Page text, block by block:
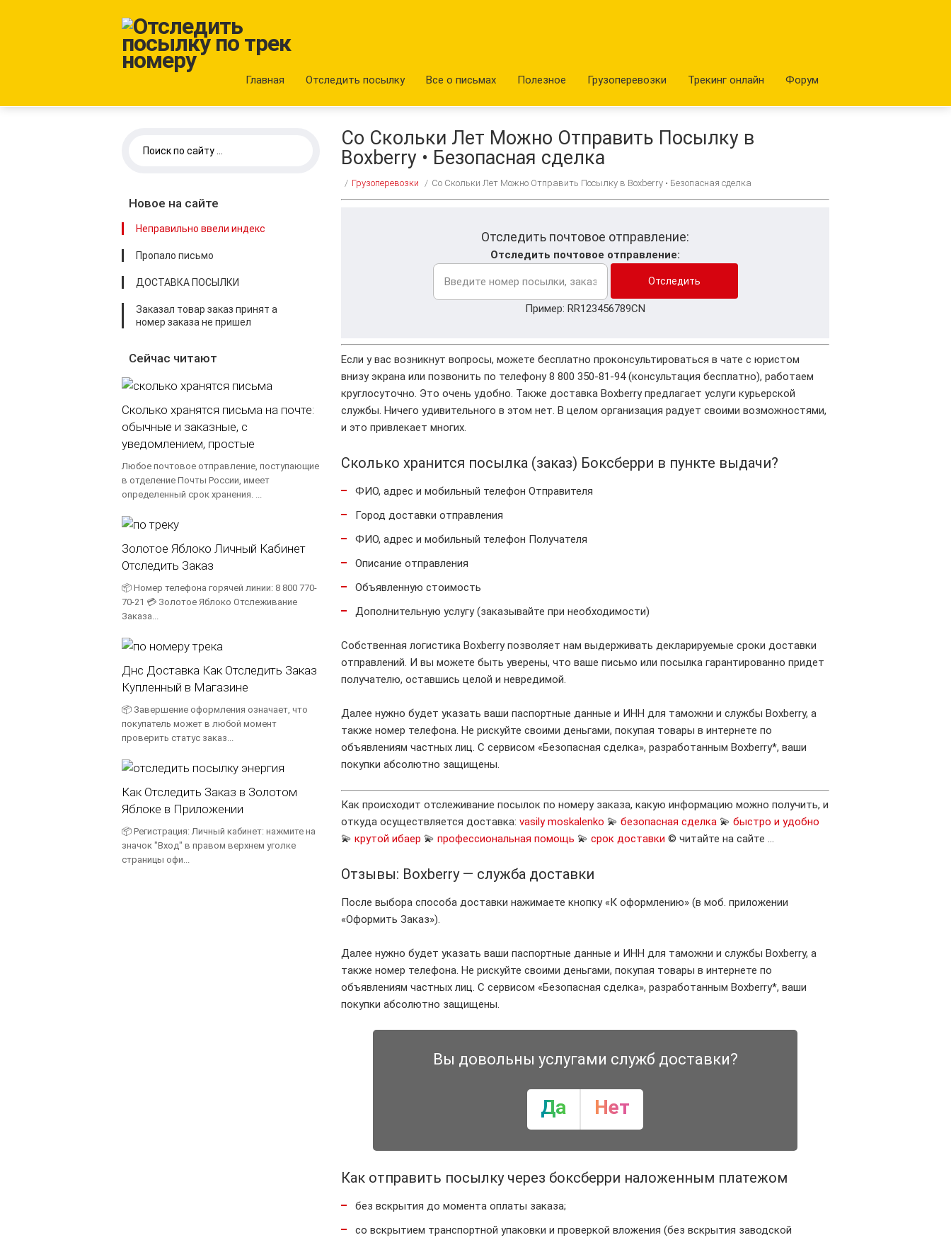
Главная Отследить посылку Все о письмах Полезное Грузоперевозки Трекинг онлайн Форум
Со Скольки Лет Можно Отправить Посылку в
Boxberry • Безопасная сделка
/ Грузоперевозки / Со Скольки Лет Можно Отправить Посылку в Boxberry • Безопасная сделка
Отследить почтовое отправление:
Отследить почтовое отправление:
Пример: RR123456789CN
Если у вас возникнут вопросы, можете бесплатно проконсультироваться в чате с юристом
внизу экрана или позвонить по телефону 8 800 350-81-94 (консультация бесплатно), работаем
круглосуточно. Это очень удобно. Также доставка Boxberry предлагает услуги курьерской
службы. Ничего удивительного в этом нет. В целом организация радует своими возможностями,
и это привлекает многих.
Сколько хранится посылка (заказ) Боксберри в пункте выдачи?
ФИО, адрес и мобильный телефон Отправителя
Город доставки отправления
ФИО, адрес и мобильный телефон Получателя
Описание отправления
Объявленную стоимость
Дополнительную услугу (заказывайте при необходимости)
Собственная логистика Boxberry позволяет нам выдерживать декларируемые сроки доставки
отправлений. И вы можете быть уверены, что ваше письмо или посылка гарантированно придет
получателю, оставшись целой и невредимой.
Далее нужно будет указать ваши паспортные данные и ИНН для таможни и службы Boxberry, а
также номер телефона. Не рискуйте своими деньгами, покупая товары в интернете по
объявлениям частных лиц. С сервисом «Безопасная сделка», разработанным Boxberry*, ваши
покупки абсолютно защищены.
Как происходит отслеживание посылок по номеру заказа, какую информацию можно получить, и
откуда осуществляется доставка: vasily moskalenko 💫 безопасная сделка 💫 быстро и удобно
💫 крутой ибаер 💫 профессиональная помощь 💫 срок доставки © читайте на сайте …
Отзывы: Boxberry — служба доставки
После выбора способа доставки нажимаете кнопку «К оформлению» (в моб. приложении
«Оформить Заказ»).
Далее нужно будет указать ваши паспортные данные и ИНН для таможни и службы Boxberry, а
также номер телефона. Не рискуйте своими деньгами, покупая товары в интернете по
объявлениям частных лиц. С сервисом «Безопасная сделка», разработанным Boxberry*, ваши
покупки абсолютно защищены.
Вы довольны услугами служб доставки?
Да Нет
Как отправить посылку через боксберри наложенным платежом
без вскрытия до момента оплаты заказа;
со вскрытием транспортной упаковки и проверкой вложения (без вскрытия заводской
Новое на сайте
Неправильно ввели индекс
Пропало письмо
ДОСТАВКА ПОСЫЛКИ
Заказал товар заказ принят а
номер заказа не пришел
Сейчас читают
Сколько хранятся письма на почте:
обычные и заказные, с
уведомлением, простые
Любое почтовое отправление, поступающие
в отделение Почты России, имеет
определенный срок хранения. ...
Золотое Яблоко Личный Кабинет
Отследить Заказ
📦 Номер телефона горячей линии: 8 800 770-
70-21 💳 Золотое Яблоко Отслеживание
Заказа...
Днс Доставка Как Отследить Заказ
Купленный в Магазине
📦 Завершение оформления означает, что
покупатель может в любой момент
проверить статус заказ...
Как Отследить Заказ в Золотом
Яблоке в Приложении
📦 Регистрация: Личный кабинет: нажмите на
значок "Вход" в правом верхнем уголке
страницы офи...